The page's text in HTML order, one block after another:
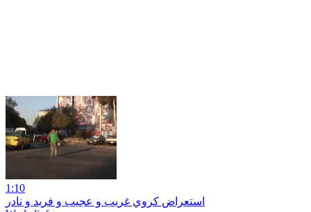
1:10
استعراض كروي غريب و عجيب و فريد و نادر